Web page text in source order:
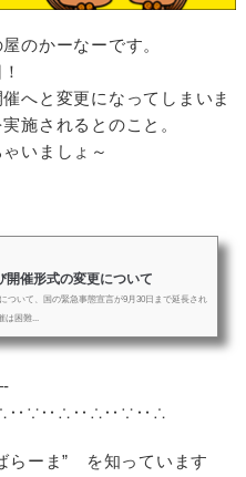
のかーなーです。
へと変更になってしまいま
施されるとのこと。
いましょ～
開催形式の変更について
ついて、国の緊急事態宣言が9月30日まで延長され
は困難...
らーま” を知っています